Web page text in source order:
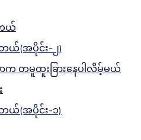
ယ်
ယ်(အပိုင်း-၂)
က တမူထူးခြားနေပါလိမ့်မယ်
ယ်(အပိုင်း-၁)